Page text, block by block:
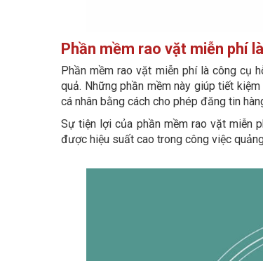
Phần mềm rao vặt miễn phí
Phần mềm rao vặt miễn phí là công cụ
quả. Những phần mềm này giúp tiết
cá nhân bằng cách cho phép đăng tin
Sự tiện lợi của phần mềm rao vặt miễn
được hiệu suất cao trong công việc